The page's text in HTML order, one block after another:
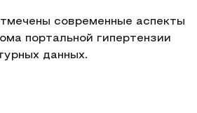
современные аспекты
портальной гипертензии
данных.